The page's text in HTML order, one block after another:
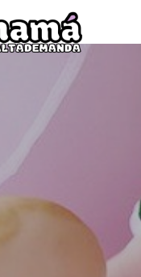
de